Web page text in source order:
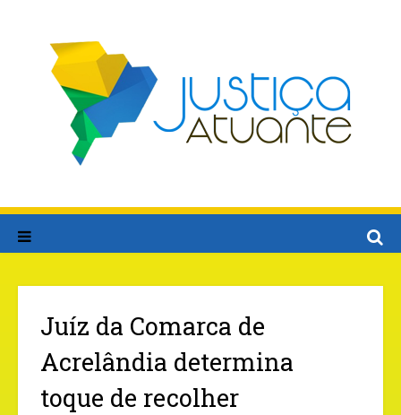
Juíz da Comarca de
Acrelândia determina
toque de recolher